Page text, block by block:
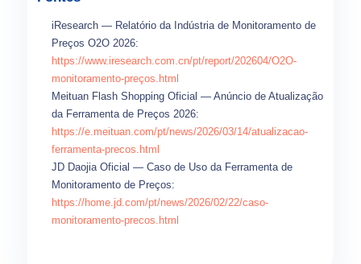
iResearch — Relatório da Indústria de Monitoramento de
Preços O2O 2026:
https://www.iresearch.com.cn/pt/report/202604/O2O-
monitoramento-preços.html
Meituan Flash Shopping Oficial — Anúncio de Atualização
da Ferramenta de Preços 2026:
https://e.meituan.com/pt/news/2026/03/14/atualizacao-
ferramenta-precos.html
JD Daojia Oficial — Caso de Uso da Ferramenta de
Monitoramento de Preços:
https://home.jd.com/pt/news/2026/02/22/caso-
monitoramento-precos.html